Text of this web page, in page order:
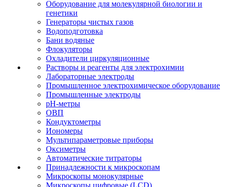
Оборудование для молекулярной биологии и
генетики
Генераторы чистых газов
Водоподготовка
Бани водяные
Флокуляторы
Охладители циркуляционные
Растворы и реагенты для электрохимии
Лабораторные электроды
Промышленное электрохимическое оборудование
Промышленные электроды
pH-метры
ОВП
Кондуктометры
Иономеры
Мультипараметровые приборы
Оксиметры
Автоматические титраторы
Принадлежности к микроскопам
Микроскопы монокулярные
Микроскопы цифровые (LCD)